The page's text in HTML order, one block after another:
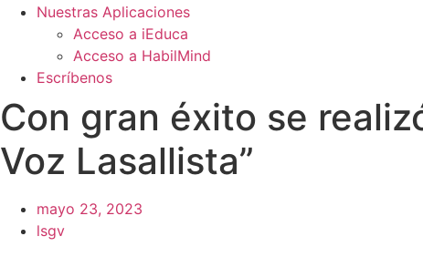
Nuestras Aplicaciones
Acceso a iEduca
Acceso a HabilMind
Escríbenos
Con gran éxito se
Voz Lasallista”
mayo 23, 2023
lsgv